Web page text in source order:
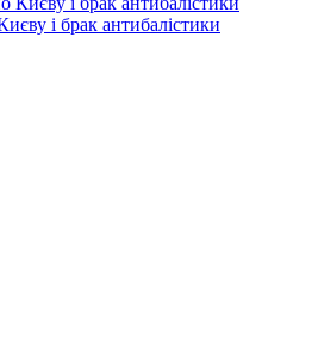
і брак антибалістики